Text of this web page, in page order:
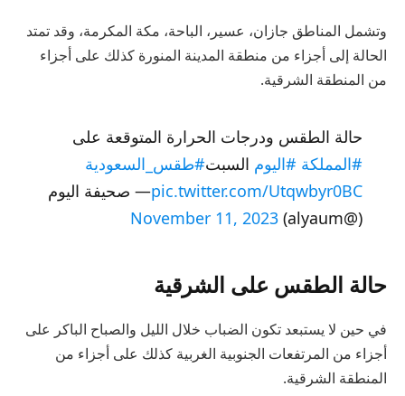
وتشمل المناطق جازان، عسير، الباحة، مكة المكرمة، وقد تمتد
الحالة إلى أجزاء من منطقة المدينة المنورة كذلك على أجزاء
من المنطقة الشرقية.
حالة الطقس ودرجات الحرارة المتوقعة على
#المملكة #اليوم السبت#طقس_السعودية
pic.twitter.com/Utqwbyr0BC— صحيفة اليوم
(@alyaum)
November 11, 2023
حالة الطقس على الشرقية
في حين لا يستبعد تكون الضباب خلال الليل والصباح الباكر على
أجزاء من المرتفعات الجنوبية الغربية كذلك على أجزاء من
المنطقة الشرقية.